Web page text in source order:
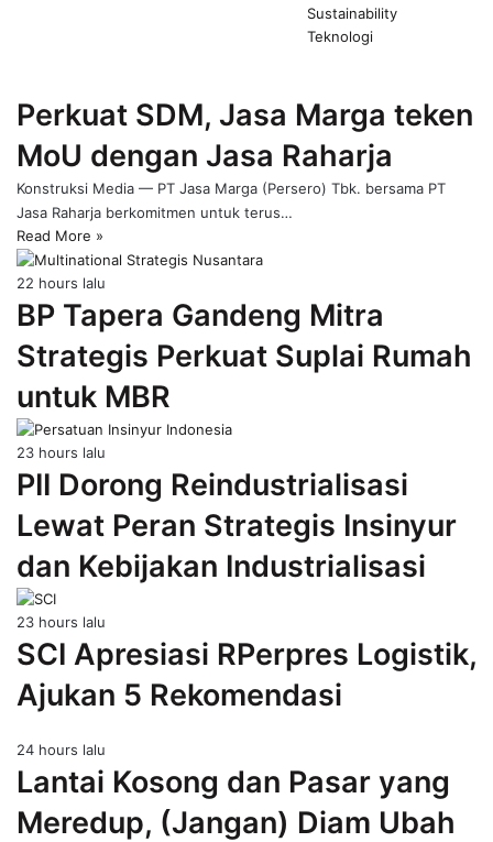
Sustainability
Teknologi
page
Perkuat SDM, Jasa Marga teken
MoU dengan Jasa Raharja
Konstruksi Media — PT Jasa Marga (Persero) Tbk. bersama PT
Jasa Raharja berkomitmen untuk terus…
Read More »
22 hours lalu
BP Tapera Gandeng Mitra
Strategis Perkuat Suplai Rumah
untuk MBR
23 hours lalu
PII Dorong Reindustrialisasi
Lewat Peran Strategis Insinyur
dan Kebijakan Industrialisasi
23 hours lalu
SCI Apresiasi RPerpres Logistik,
Ajukan 5 Rekomendasi
24 hours lalu
Lantai Kosong dan Pasar yang
Meredup, (Jangan) Diam Ubah